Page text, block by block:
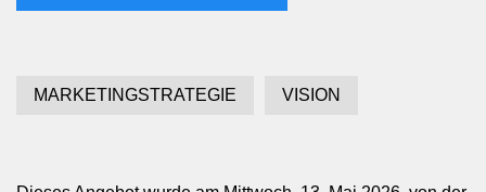
MARKETINGSTRATEGIE VISION